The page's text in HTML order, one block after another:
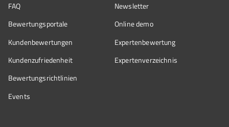
FAQ
Bewertungsportale
Kundenbewertungen
Kundenzufriedenheit
Bewertungs­richtlinien
Events
Newsletter
Online demo
Expertenbewertung
Expertenverzeichnis